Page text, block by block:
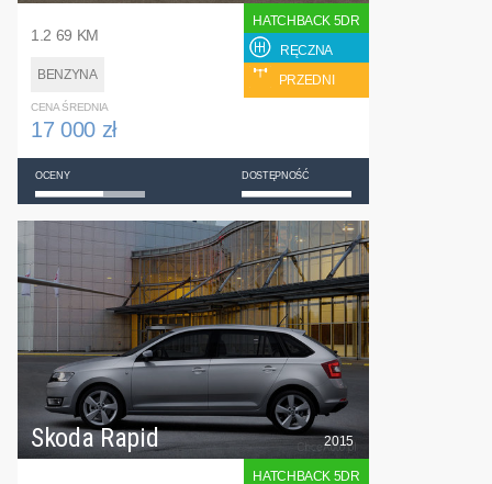
1.2 69 KM
BENZYNA
HATCHBACK 5DR
RĘCZNA
PRZEDNI
CENA ŚREDNIA
17 000 zł
OCENY DOSTĘPNOŚĆ
Skoda Rapid 2015
HATCHBACK 5DR